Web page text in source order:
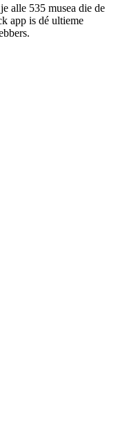
alle 535 musea die de
app is dé ultieme